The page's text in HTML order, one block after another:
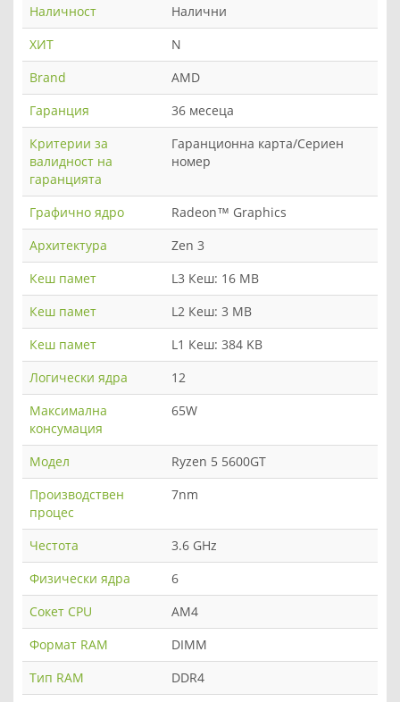
Наличност
Налични
ХИТ
N
Brand
AMD
Гаранция
36 месеца
Критерии за
валидност на
гаранцията
Гаранционна карта/Сериен
номер
Графично ядро
Radeon™ Graphics
Архитектура
Zen 3
Кеш памет
L3 Кеш: 16 MB
Кеш памет
L2 Кеш: 3 MB
Кеш памет
L1 Кеш: 384 KB
Логически ядра
12
Максимална
консумация
65W
Модел
Ryzen 5 5600GT
Производствен
процес
7nm
Честота
3.6 GHz
Физически ядра
6
Сокет CPU
AM4
Формат RAM
DIMM
Тип RAM
DDR4